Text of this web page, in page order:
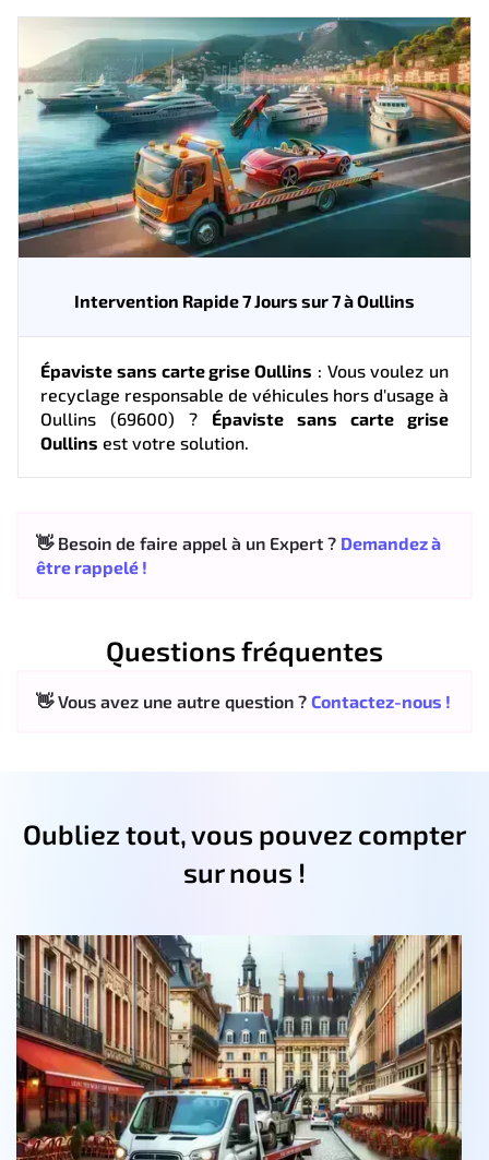
Intervention Rapide 7 Jours sur 7 à Oullins
Épaviste sans carte grise Oullins : Vous voulez un
recyclage responsable de véhicules hors d'usage à
Oullins (69600) ? Épaviste sans carte grise
Oullins est votre solution.
👋 Besoin de faire appel à un Expert ? Demandez à
être rappelé !
Questions fréquentes
👋 Vous avez une autre question ? Contactez-nous !
Oubliez tout, vous pouvez compter
sur nous !